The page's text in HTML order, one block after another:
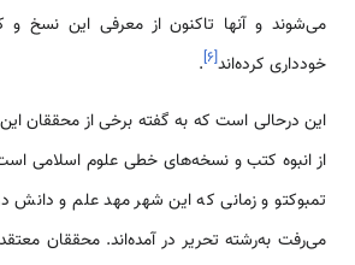
می‌شوند و آنها تاکنون از معرفی این نسخ و
خودداری کرده‌اند[۶]
.
این درحالی است که به گفته برخی از محققان
از انبوه کتب و نسخه‌های خطی علوم اسلامی
تمبوکتو و زمانی که این شهر مهد علم و دانش
می‌رفت به‌رشته تحریر در آمده‌اند. محققان